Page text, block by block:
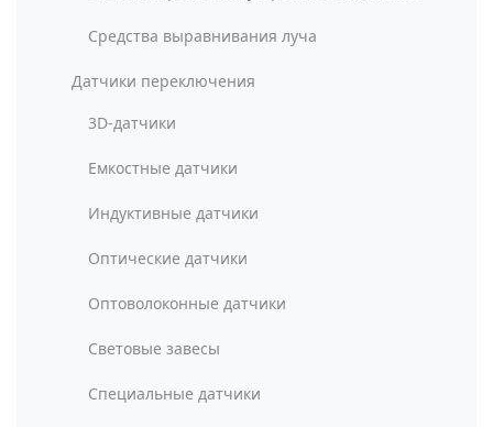
Средства выравнивания луча
Датчики переключения
3D-датчики
Емкостные датчики
Индуктивные датчики
Оптические датчики
Оптоволоконные датчики
Световые завесы
Специальные датчики